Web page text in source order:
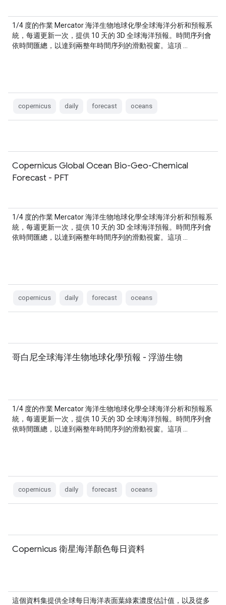
1/4 度的作業 Mercator 海洋生物地球化學全球海洋分析和預報系
統，每週更新一次，提供 10 天的 3D 全球海洋預報。時間序列會
依時間匯總，以達到兩整年時間序列的滑動視窗。這項 …
copernicus daily forecast oceans
Copernicus Global Ocean Bio-Geo-Chemical
Forecast - PFT
1/4 度的作業 Mercator 海洋生物地球化學全球海洋分析和預報系
統，每週更新一次，提供 10 天的 3D 全球海洋預報。時間序列會
依時間匯總，以達到兩整年時間序列的滑動視窗。這項 …
copernicus daily forecast oceans
哥白尼全球海洋生物地球化學預報 - 浮游生物
1/4 度的作業 Mercator 海洋生物地球化學全球海洋分析和預報系
統，每週更新一次，提供 10 天的 3D 全球海洋預報。時間序列會
依時間匯總，以達到兩整年時間序列的滑動視窗。這項 …
copernicus daily forecast oceans
Copernicus 衛星海洋顏色每日資料
這個資料集提供全球每日海洋表面葉綠素濃度估計值，以及從多